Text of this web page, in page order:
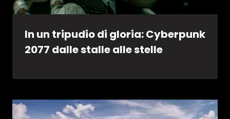
In un tripudio di gloria: Cyberpunk
2077 dalle stalle alle stelle